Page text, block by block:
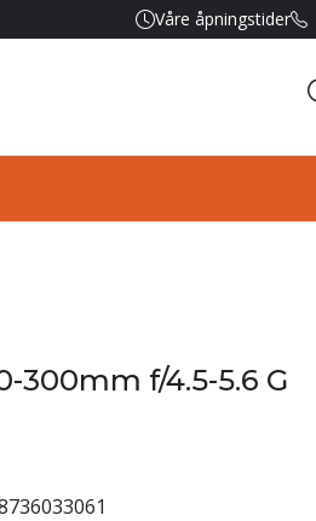
Våre åpningstider
300mm f/4.5-5.6 G